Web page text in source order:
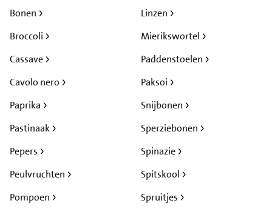
Bonen
Broccoli
Cassave
Cavolo nero
Linzen
Mierikswortel
Paddenstoelen
Paksoi
Paprika
Pastinaak
Pepers
Peulvruchten
Pompoen
Snijbonen
Sperziebonen
Spinazie
Spitskool
Spruitjes